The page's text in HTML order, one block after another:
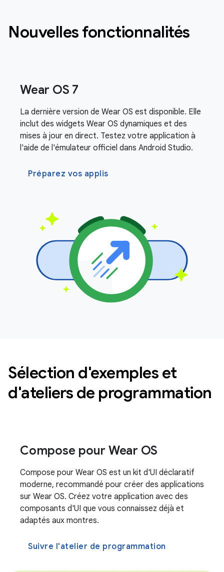
Nouvelles fonctionnalités
Wear OS 7
La dernière version de Wear OS est disponible. Elle
inclut des widgets Wear OS dynamiques et des
mises à jour en direct. Testez votre application à
l'aide de l'émulateur officiel dans Android Studio.
Préparez vos applis
Sélection d'exemples et
d'ateliers de programmation
Compose pour Wear OS
Compose pour Wear OS est un kit d'UI déclaratif
moderne, recommandé pour créer des applications
sur Wear OS. Créez votre application avec des
composants d'UI que vous connaissez déjà et
adaptés aux montres.
Suivre l'atelier de programmation